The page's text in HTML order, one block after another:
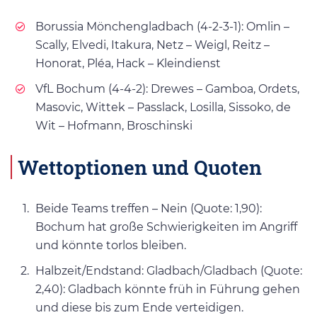
Borussia Mönchengladbach (4-2-3-1): Omlin –
Scally, Elvedi, Itakura, Netz – Weigl, Reitz –
Honorat, Pléa, Hack – Kleindienst
VfL Bochum (4-4-2): Drewes – Gamboa, Ordets,
Masovic, Wittek – Passlack, Losilla, Sissoko, de
Wit – Hofmann, Broschinski
Wettoptionen und Quoten
Beide Teams treffen – Nein (Quote: 1,90):
Bochum hat große Schwierigkeiten im Angriff
und könnte torlos bleiben.
Halbzeit/Endstand: Gladbach/Gladbach (Quote:
2,40): Gladbach könnte früh in Führung gehen
und diese bis zum Ende verteidigen.